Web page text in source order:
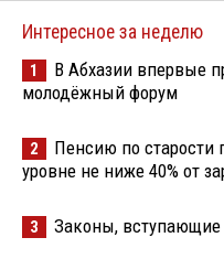
Интересное за неделю
1
В Абхазии впервые
молодёжный форум
2
Пенсию по старости
уровне не ниже 40% от
3 Законы, вступающие